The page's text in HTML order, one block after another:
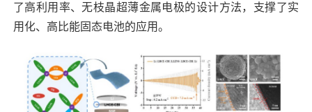
了高利用率、无枝晶超薄金属电极的设计方法，支撑了实
用化、高比能固态电池的应用。